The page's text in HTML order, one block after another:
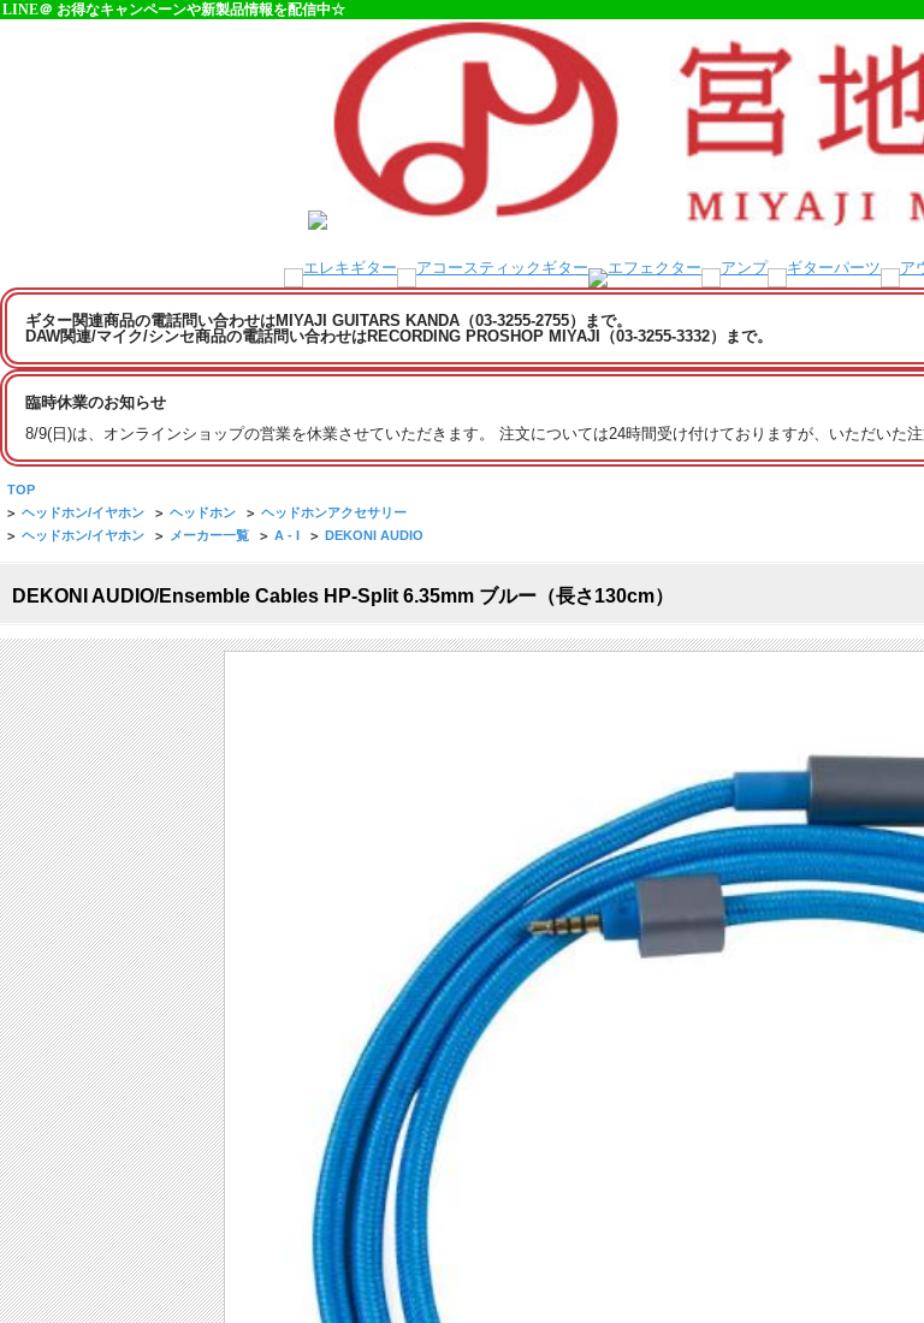
LINE＠ お得なキャンペーンや新製品情報を配信中☆
ギター関連商品の電話問い合わせはMIYAJI GUITARS KANDA（03-3255-2755）まで。
DAW関連/マイク/シンセ商品の電話問い合わせはRECORDING PROSHOP MIYAJI（03-3255-3332）まで。
臨時休業のお知らせ
8/9(日)は、オンラインショップの営業を休業させていただきます。 注文については24時間受け付けておりますが、いただいた
TOP
> ヘッドホン/イヤホン > ヘッドホン > ヘッドホンアクセサリー
> ヘッドホン/イヤホン > メーカー一覧 > A - I > DEKONI AUDIO
DEKONI AUDIO/Ensemble Cables HP-Split 6.35mm ブルー（長さ130cm）